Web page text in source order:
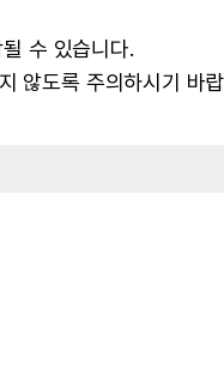
수 있습니다.
않도록 주의하시기 바랍